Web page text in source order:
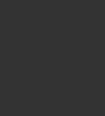
essenziell und kann